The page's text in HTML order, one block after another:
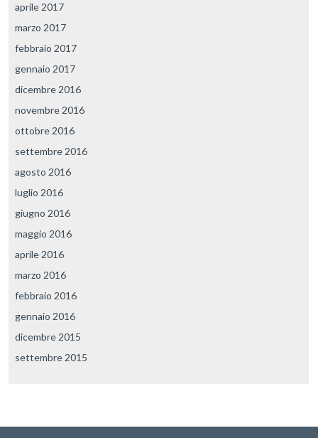
aprile 2017
marzo 2017
febbraio 2017
gennaio 2017
dicembre 2016
novembre 2016
ottobre 2016
settembre 2016
agosto 2016
luglio 2016
giugno 2016
maggio 2016
aprile 2016
marzo 2016
febbraio 2016
gennaio 2016
dicembre 2015
settembre 2015